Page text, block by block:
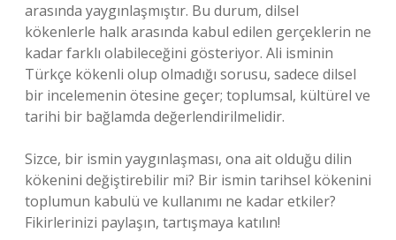
arasında yaygınlaşmıştır. Bu durum, dilsel
kökenlerle halk arasında kabul edilen gerçeklerin ne
kadar farklı olabileceğini gösteriyor. Ali isminin
Türkçe kökenli olup olmadığı sorusu, sadece dilsel
bir incelemenin ötesine geçer; toplumsal, kültürel ve
tarihi bir bağlamda değerlendirilmelidir.
Sizce, bir ismin yaygınlaşması, ona ait olduğu dilin
kökenini değiştirebilir mi? Bir ismin tarihsel kökenini
toplumun kabulü ve kullanımı ne kadar etkiler?
Fikirlerinizi paylaşın, tartışmaya katılın!